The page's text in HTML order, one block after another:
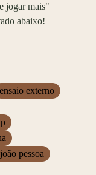
jogar mais"
abaixo!
ensaio externo
pessoa